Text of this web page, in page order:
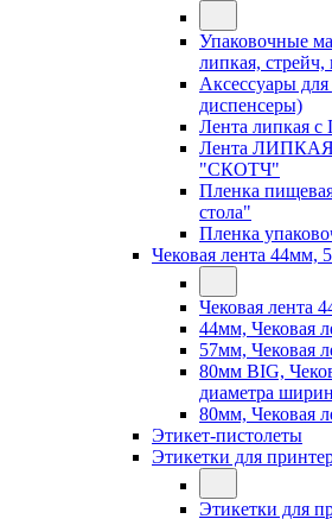
Упаковочные
липкая, стрейч,
Аксессуары
диспенсеры)
Лента липкая
Лента ЛИПКАЯ,
"СКОТЧ"
Пленка
стола"
Пленка
Чековая лента 44мм,
Чековая лента
44мм, Чековая
57мм, Чековая
80мм BIG,
диаметра
80мм, Чековая
Этикет-пистолеты
Этикетки для
Этикетки для